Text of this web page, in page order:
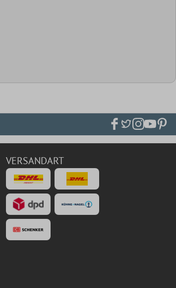
VERSANDART